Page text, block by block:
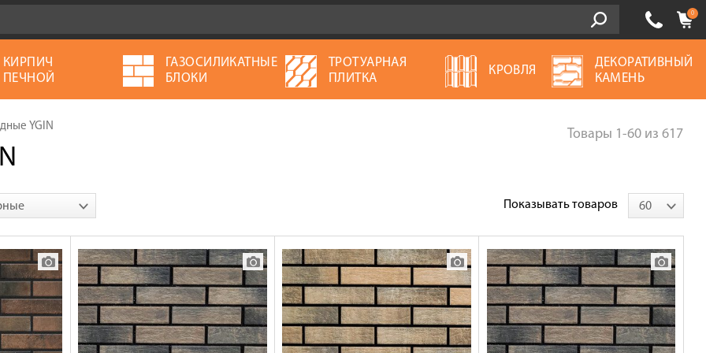
0
КИРПИЧ
ПЕЧНОЙ
ГАЗОСИЛИКАТНЫЕ
БЛОКИ
ТРОТУАРНАЯ
ПЛИТКА
КРОВЛЯ
ДЕКОРАТИВНЫЙ
КАМЕНЬ
YGIN
Товары 1-60из 617
Показывать товаров 60